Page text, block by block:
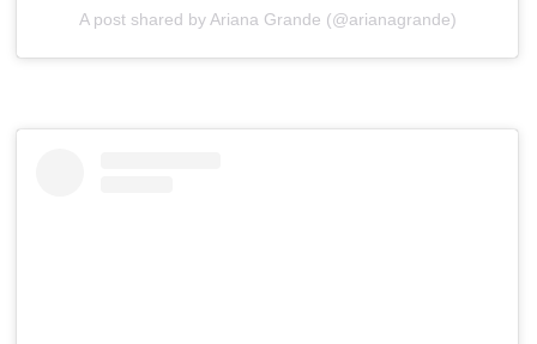
A post shared by Ariana Grande (@arianagrande)